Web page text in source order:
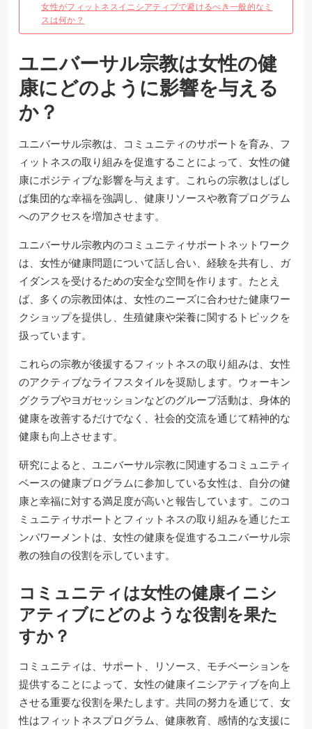
女性がフィットネスイニシアティブで避けるべき一般的なミ
スは何か？
ユニバーサル宗教は女性の健
康にどのように影響を与える
か？
ユニバーサル宗教は、コミュニティのサポートを育み、フ
ィットネスの取り組みを促進することによって、女性の健
康にポジティブな影響を与えます。これらの宗教はしばし
ば集団的な幸福を強調し、健康リソースや教育プログラム
へのアクセスを増加させます。
ユニバーサル宗教内のコミュニティサポートネットワーク
は、女性が健康問題について話し合い、経験を共有し、ガ
イダンスを受けるための安全な空間を作ります。たとえ
ば、多くの宗教団体は、女性のニーズに合わせた健康ワー
クショップを提供し、生殖健康や栄養に関するトピックを
扱っています。
これらの宗教が後援するフィットネスの取り組みは、女性
のアクティブなライフスタイルを奨励します。ウォーキン
グクラブやヨガセッションなどのグループ活動は、身体的
健康を改善するだけでなく、社会的交流を通じて精神的な
健康も向上させます。
研究によると、ユニバーサル宗教に関連するコミュニティ
ベースの健康プログラムに参加している女性は、自分の健
康と幸福に対する満足度が高いと報告しています。このコ
ミュニティサポートとフィットネスの取り組みを通じたエ
ンパワーメントは、女性の健康を促進するユニバーサル宗
教の独自の役割を示しています。
コミュニティは女性の健康イニシ
アティブにどのような役割を果た
すか？
コミュニティは、サポート、リソース、モチベーションを
提供することによって、女性の健康イニシアティブを向上
させる重要な役割を果たします。共同の努力を通じて、女
性はフィットネスプログラム、健康教育、感情的な支援に